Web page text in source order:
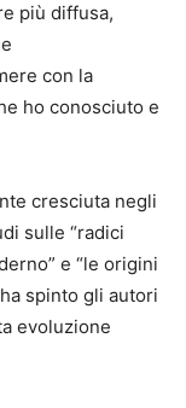
più diffusa,
con la
ho conosciuto e
cresciuta negli
sulle “radici
e “le origini
spinto gli autori
evoluzione